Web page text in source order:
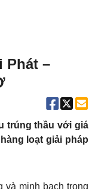
Phát –
trúng thầu với giá
loạt giải pháp
và minh bạch trong